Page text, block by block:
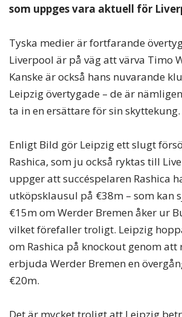
som uppges vara aktuell för
Tyska medier är fortfarande
Liverpool är på väg att värva Timo
Kanske är också hans nuvarande
Leipzig övertygade – de är
ta in en ersättare för sin skyttekung.
Enligt Bild gör Leipzig ett slugt
Rashica, som ju också ryktas till
uppger att succéspelaren Rashica
utköpsklausul på €38m – som kan
€15m om Werder Bremen åker ur
vilket förefaller troligt. Leipzig
om Rashica på knockout genom att
erbjuda Werder Bremen en
€20m.